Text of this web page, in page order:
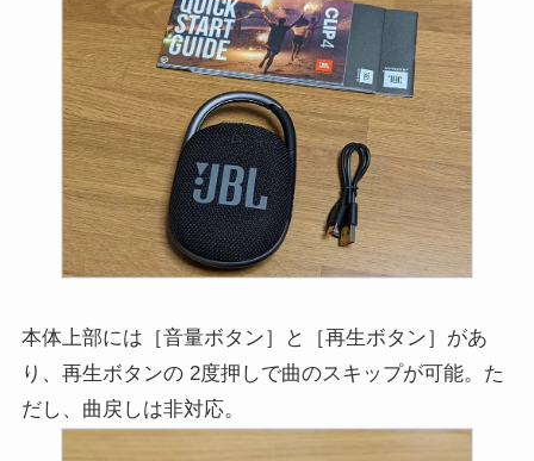
本体上部には［音量ボタン］と［再生ボタン］があ
り、再生ボタンの 2度押しで曲のスキップが可能。た
だし、曲戻しは非対応。